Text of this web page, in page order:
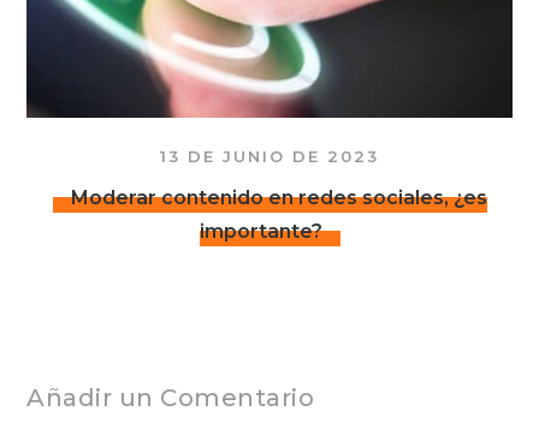
13 DE JUNIO DE 2023
Moderar contenido en redes sociales, ¿es
importante?
Añadir un Comentario